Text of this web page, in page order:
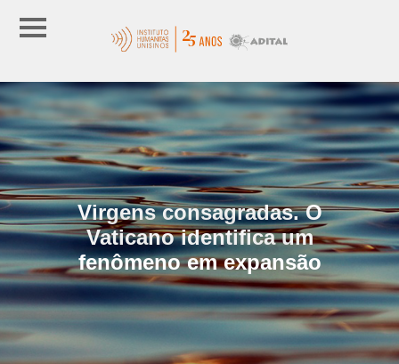
Virgens consagradas. O
Vaticano identifica um
fenômeno em expansão